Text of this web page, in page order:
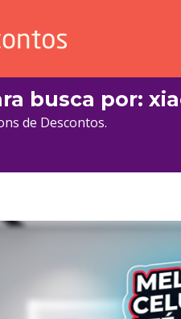
busca por:
de Descontos.